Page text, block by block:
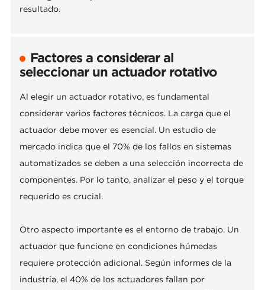
resultado.
Factores a considerar al
seleccionar un actuador rotativo
Al elegir un actuador rotativo, es fundamental
considerar varios factores técnicos. La carga que el
actuador debe mover es esencial. Un estudio de
mercado indica que el 70% de los fallos en sistemas
automatizados se deben a una selección incorrecta de
componentes. Por lo tanto, analizar el peso y el torque
requerido es crucial.
Otro aspecto importante es el entorno de trabajo. Un
actuador que funcione en condiciones húmedas
requiere protección adicional. Según informes de la
industria, el 40% de los actuadores fallan por